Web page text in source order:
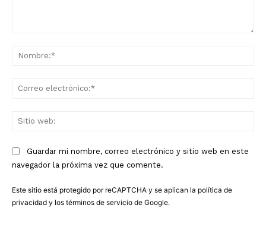
Guardar mi nombre, correo electrónico y sitio web en este
navegador la próxima vez que comente.
Este sitio está protegido por reCAPTCHA y se aplican la política de
privacidad y los términos de servicio de Google.